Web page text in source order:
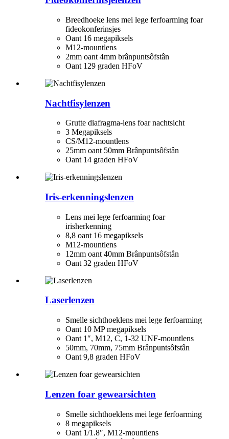
Breedhoeke lens mei lege ferfoarming foar
fideokonferinsjes
Oant 16 megapiksels
M12-mountlens
2mm oant 4mm brânpuntsôfstân
Oant 129 graden HFoV
Nachtfisylenzen
Grutte diafragma-lens foar nachtsicht
3 Megapiksels
CS/M12-mountlens
25mm oant 50mm Brânpuntsôfstân
Oant 14 graden HFoV
Iris-erkenningslenzen
Lens mei lege ferfoarming foar
irisherkenning
8,8 oant 16 megapiksels
M12-mountlens
12mm oant 40mm Brânpuntsôfstân
Oant 32 graden HFoV
Laserlenzen
Smelle sichthoeklens mei lege ferfoarming
Oant 10 MP megapiksels
Oant 1″, M12, C, 1-32 UNF-mountlens
50mm, 70mm, 75mm Brânpuntsôfstân
Oant 9,8 graden HFoV
Lenzen foar gewearsichten
Smelle sichthoeklens mei lege ferfoarming
8 megapiksels
Oant 1/1.8″, M12-mountlens